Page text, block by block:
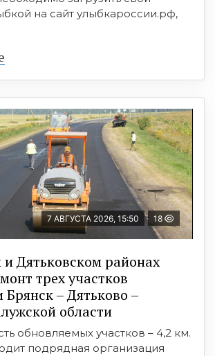
на сайт улыбкароссии.рф,
7 АВГУСТА 2026, 15:50 18
Дятьковском районах
трех участков
Брянск – Дятьково –
области
обновляемых участков – 4,2 км.
подрядная организация